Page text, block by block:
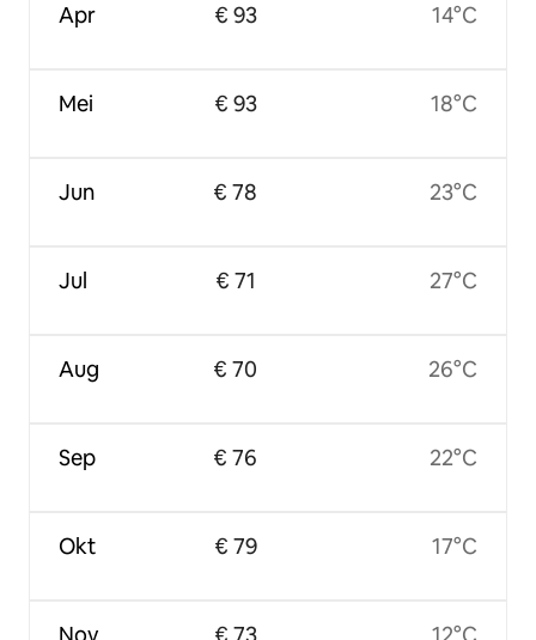
Apr
Mei
Jun
Jul
Aug
Sep
Okt
€ 93
€ 93
€ 78
€ 71
€ 70
€ 76
€ 79
14°C
18°C
23°C
27°C
26°C
22°C
17°C